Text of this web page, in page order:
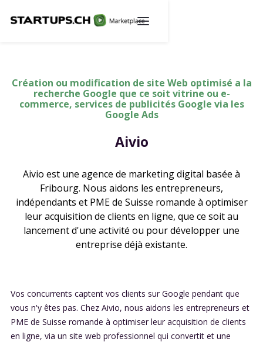
Création ou modification de site Web optimisé a la
recherche Google que ce soit vitrine ou e-
commerce, services de publicités Google via les
Google Ads
Aivio
Aivio est une agence de marketing digital basée à
Fribourg. Nous aidons les entrepreneurs,
indépendants et PME de Suisse romande à optimiser
leur acquisition de clients en ligne, que ce soit au
lancement d'une activité ou pour développer une
entreprise déjà existante.
Vos concurrents captent vos clients sur Google pendant que
vous n'y êtes pas. Chez Aivio, nous aidons les entrepreneurs et
PME de Suisse romande à optimiser leur acquisition de clients
en ligne, via un site web professionnel qui convertit et une